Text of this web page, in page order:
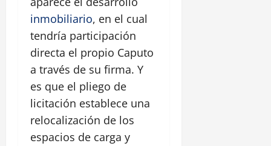
inmobiliario, en el cual
tendría participación
directa el propio Caputo
a través de su firma. Y
es que el pliego de
licitación establece una
relocalización de los
espacios de carga y